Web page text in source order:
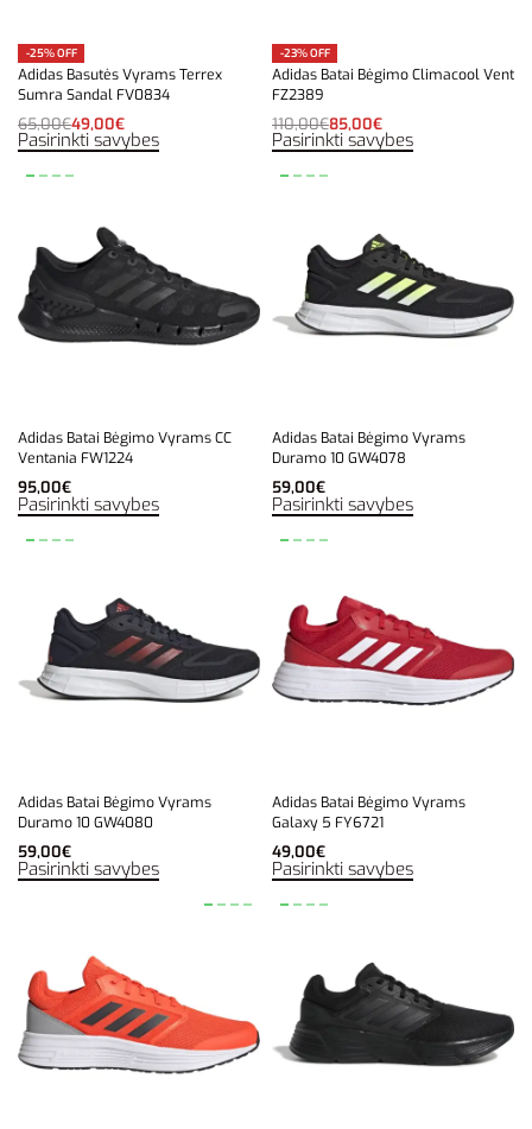
-25% OFF
Adidas Basutės Vyrams Terrex
Sumra Sandal FV0834
65,00€49,00€
Pasirinkti savybes
-23% OFF
Adidas Batai Bėgimo Climacool Vent
FZ2389
110,00€85,00€
Pasirinkti savybes
Adidas Batai Bėgimo Vyrams CC
Ventania FW1224
95,00€
Pasirinkti savybes
Adidas Batai Bėgimo Vyrams
Duramo 10 GW4078
59,00€
Pasirinkti savybes
Adidas Batai Bėgimo Vyrams
Duramo 10 GW4080
59,00€
Pasirinkti savybes
Adidas Batai Bėgimo Vyrams
Galaxy 5 FY6721
49,00€
Pasirinkti savybes